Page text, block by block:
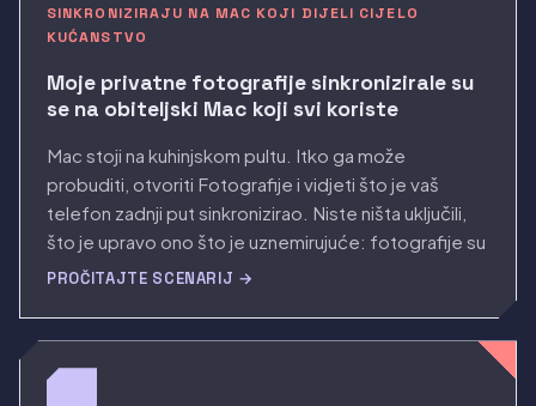
SINKRONIZIRAJU NA MAC KOJI DIJELI CIJELO
KUĆANSTVO
Moje privatne fotografije sinkronizirale su
se na obiteljski Mac koji svi koriste
Mac stoji na kuhinjskom pultu. Itko ga može
probuditi, otvoriti Fotografije i vidjeti što je vaš
telefon zadnji put sinkronizirao. Niste ništa uključili,
što je upravo ono što je uznemirujuće: fotografije su
stigle same od sebe i nemate pojma koliko su dugo
PROČITAJTE SCENARIJ →